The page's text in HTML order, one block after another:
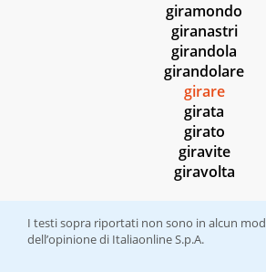
giramondo
giranastri
girandola
girandolare
girare
girata
girato
giravite
giravolta
I testi sopra riportati non sono in alcun
dell’opinione di Italiaonline S.p.A.